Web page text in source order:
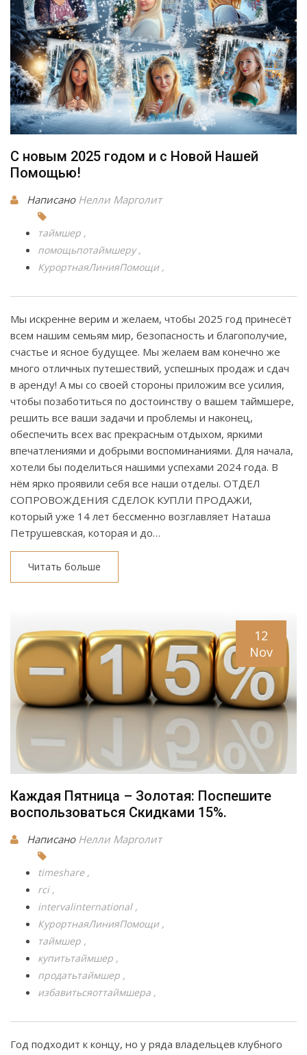
C новым 2025 годом и с Новой Нашей
Помощью!
Написано Нелли Марголит
таймшер
помощьпотаймшеру
КурортнаяЛинияПомощи
Мы искренне верим и желаем, чтобы 2025 год принесёт
всем нашим семьям мир, безопасность и благополучие,
счастье и ясное будущее. Мы желаем вам конечно же
много отличных путешествий, успешных продаж и сдач
в аренду! А мы со своей стороны приложим все усилия,
чтобы позаботиться по достоинству о вашем таймшере,
решить все ваши задачи и проблемы и наконец,
обеспечить всех вас прекрасным отдыхом, яркими
впечатлениями и добрыми воспоминаниями. Для начала,
хотели бы поделиться нашими успехами 2024 года. В
нём ярко проявили себя все наши отделы. ОТДЕЛ
СОПРОВОЖДЕНИЯ СДЕЛОК КУПЛИ ПРОДАЖИ,
который уже 14 лет бессменно возглавляет Наташа
Петрушевская, которая и до…
Читать больше
12
Nov
Каждая Пятница – Золотая: Поспешите
воспользоваться Скидками 15%.
Написано Нелли Марголит
timeshare
rci
intervalinternational
КурортнаяЛинияПомощи
таймшер
купитьтаймшер
продатьтаймшер
избавитьсяоттаймшера
Год подходит к концу, но у ряда владельцев клубного